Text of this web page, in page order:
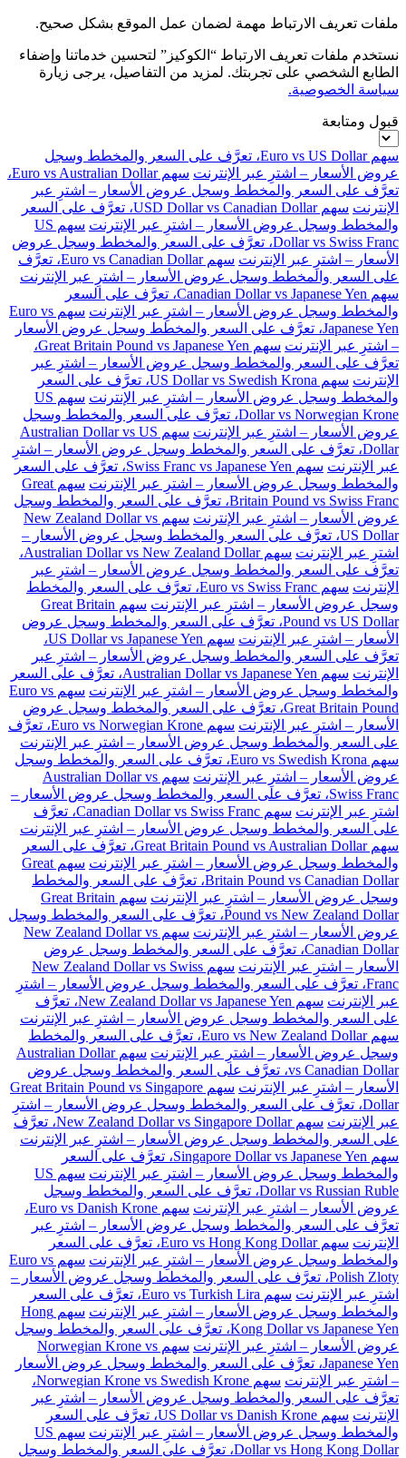
ملفات تعريف الارتباط مهمة لضمان عمل الموقع بشكل صحيح.
نستخدم ملفات تعريف الارتباط “الكوكيز” لتحسين خدماتنا وإضفاء
الطابع الشخصي على تجربتك. لمزيد من التفاصيل، يرجى زيارة
سياسة الخصوصية.
قبول ومتابعة
سهم Euro vs US Dollar، تعرَّف على السعر والمخطط وسجل
عروض الأسعار – اشترِ عبر الإنترنت
سهم Euro vs Australian Dollar،
تعرَّف على السعر والمخطط وسجل عروض الأسعار – اشترِ عبر
الإنترنت
سهم USD Dollar vs Canadian Dollar، تعرَّف على السعر
والمخطط وسجل عروض الأسعار – اشترِ عبر الإنترنت
سهم US
Dollar vs Swiss Franc، تعرَّف على السعر والمخطط وسجل عروض
الأسعار – اشترِ عبر الإنترنت
سهم Euro vs Canadian Dollar، تعرَّف
على السعر والمخطط وسجل عروض الأسعار – اشترِ عبر الإنترنت
سهم Canadian Dollar vs Japanese Yen، تعرَّف على السعر
والمخطط وسجل عروض الأسعار – اشترِ عبر الإنترنت
سهم Euro vs
Japanese Yen، تعرَّف على السعر والمخطط وسجل عروض الأسعار
– اشترِ عبر الإنترنت
سهم Great Britain Pound vs Japanese Yen،
تعرَّف على السعر والمخطط وسجل عروض الأسعار – اشترِ عبر
الإنترنت
سهم US Dollar vs Swedish Krona، تعرَّف على السعر
والمخطط وسجل عروض الأسعار – اشترِ عبر الإنترنت
سهم US
Dollar vs Norwegian Krone، تعرَّف على السعر والمخطط وسجل
عروض الأسعار – اشترِ عبر الإنترنت
سهم Australian Dollar vs US
Dollar، تعرَّف على السعر والمخطط وسجل عروض الأسعار – اشترِ
عبر الإنترنت
سهم Swiss Franc vs Japanese Yen، تعرَّف على السعر
والمخطط وسجل عروض الأسعار – اشترِ عبر الإنترنت
سهم Great
Britain Pound vs Swiss Franc، تعرَّف على السعر والمخطط وسجل
عروض الأسعار – اشترِ عبر الإنترنت
سهم New Zealand Dollar vs
US Dollar، تعرَّف على السعر والمخطط وسجل عروض الأسعار –
اشترِ عبر الإنترنت
سهم Australian Dollar vs New Zealand Dollar،
تعرَّف على السعر والمخطط وسجل عروض الأسعار – اشترِ عبر
الإنترنت
سهم Euro vs Swiss Franc، تعرَّف على السعر والمخطط
وسجل عروض الأسعار – اشترِ عبر الإنترنت
سهم Great Britain
Pound vs US Dollar، تعرَّف على السعر والمخطط وسجل عروض
الأسعار – اشترِ عبر الإنترنت
سهم US Dollar vs Japanese Yen،
تعرَّف على السعر والمخطط وسجل عروض الأسعار – اشترِ عبر
الإنترنت
سهم Australian Dollar vs Japanese Yen، تعرَّف على السعر
والمخطط وسجل عروض الأسعار – اشترِ عبر الإنترنت
سهم Euro vs
Great Britain Pound، تعرَّف على السعر والمخطط وسجل عروض
الأسعار – اشترِ عبر الإنترنت
سهم Euro vs Norwegian Krone، تعرَّف
على السعر والمخطط وسجل عروض الأسعار – اشترِ عبر الإنترنت
سهم Euro vs Swedish Krona، تعرَّف على السعر والمخطط وسجل
عروض الأسعار – اشترِ عبر الإنترنت
سهم Australian Dollar vs
Swiss Franc، تعرَّف على السعر والمخطط وسجل عروض الأسعار –
اشترِ عبر الإنترنت
سهم Canadian Dollar vs Swiss Franc، تعرَّف
على السعر والمخطط وسجل عروض الأسعار – اشترِ عبر الإنترنت
سهم Great Britain Pound vs Australian Dollar، تعرَّف على السعر
والمخطط وسجل عروض الأسعار – اشترِ عبر الإنترنت
سهم Great
Britain Pound vs Canadian Dollar، تعرَّف على السعر والمخطط
وسجل عروض الأسعار – اشترِ عبر الإنترنت
سهم Great Britain
Pound vs New Zealand Dollar، تعرَّف على السعر والمخطط وسجل
عروض الأسعار – اشترِ عبر الإنترنت
سهم New Zealand Dollar vs
Canadian Dollar، تعرَّف على السعر والمخطط وسجل عروض
الأسعار – اشترِ عبر الإنترنت
سهم New Zealand Dollar vs Swiss
Franc، تعرَّف على السعر والمخطط وسجل عروض الأسعار – اشترِ
عبر الإنترنت
سهم New Zealand Dollar vs Japanese Yen، تعرَّف
على السعر والمخطط وسجل عروض الأسعار – اشترِ عبر الإنترنت
سهم Euro vs New Zealand Dollar، تعرَّف على السعر والمخطط
وسجل عروض الأسعار – اشترِ عبر الإنترنت
سهم Australian Dollar
vs Canadian Dollar، تعرَّف على السعر والمخطط وسجل عروض
الأسعار – اشترِ عبر الإنترنت
سهم Great Britain Pound vs Singapore
Dollar، تعرَّف على السعر والمخطط وسجل عروض الأسعار – اشترِ
عبر الإنترنت
سهم New Zealand Dollar vs Singapore Dollar، تعرَّف
على السعر والمخطط وسجل عروض الأسعار – اشترِ عبر الإنترنت
سهم Singapore Dollar vs Japanese Yen، تعرَّف على السعر
والمخطط وسجل عروض الأسعار – اشترِ عبر الإنترنت
سهم US
Dollar vs Russian Ruble، تعرَّف على السعر والمخطط وسجل
عروض الأسعار – اشترِ عبر الإنترنت
سهم Euro vs Danish Krone،
تعرَّف على السعر والمخطط وسجل عروض الأسعار – اشترِ عبر
الإنترنت
سهم Euro vs Hong Kong Dollar، تعرَّف على السعر
والمخطط وسجل عروض الأسعار – اشترِ عبر الإنترنت
سهم Euro vs
Polish Zloty، تعرَّف على السعر والمخطط وسجل عروض الأسعار –
اشترِ عبر الإنترنت
سهم Euro vs Turkish Lira، تعرَّف على السعر
والمخطط وسجل عروض الأسعار – اشترِ عبر الإنترنت
سهم Hong
Kong Dollar vs Japanese Yen، تعرَّف على السعر والمخطط وسجل
عروض الأسعار – اشترِ عبر الإنترنت
سهم Norwegian Krone vs
Japanese Yen، تعرَّف على السعر والمخطط وسجل عروض الأسعار
– اشترِ عبر الإنترنت
سهم Norwegian Krone vs Swedish Krone،
تعرَّف على السعر والمخطط وسجل عروض الأسعار – اشترِ عبر
الإنترنت
سهم US Dollar vs Danish Krone، تعرَّف على السعر
والمخطط وسجل عروض الأسعار – اشترِ عبر الإنترنت
سهم US
Dollar vs Hong Kong Dollar، تعرَّف على السعر والمخطط وسجل